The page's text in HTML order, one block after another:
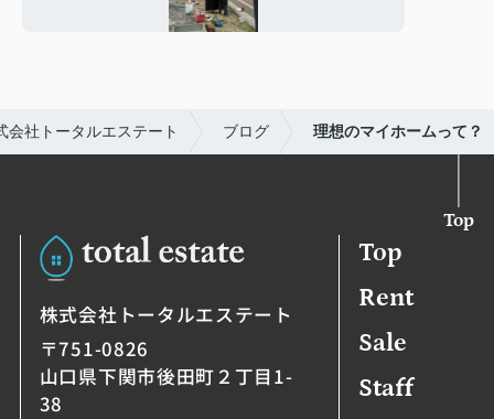
会社トータルエステート ブログ 理想のマイホームって？
Top
株式会社トータルエステート
〒751-0826
山口県下関市後田町２丁目1-
38
Top
Rent
Sale
Staff